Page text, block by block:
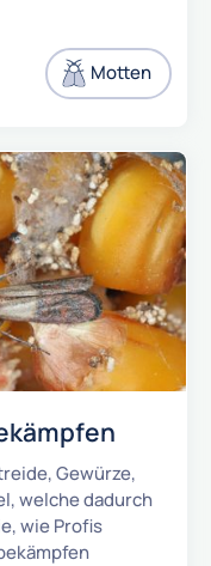
Motten
Gewürze,
welche dadurch
wie Profis